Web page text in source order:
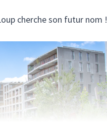
cherche son futur nom !